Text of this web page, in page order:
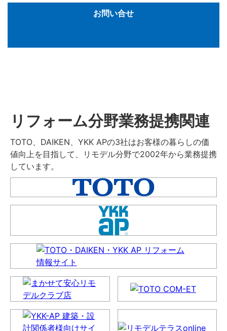
お問い合せ
リフォーム分野業務提携関連
TOTO、DAIKEN、YKK APの3社はお客様の暮らしの価
値向上を目指して、リモデル分野で2002年から業務提携
しています。